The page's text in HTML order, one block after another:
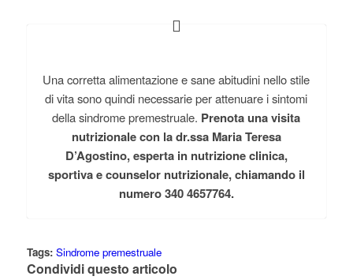
Una corretta alimentazione e sane abitudini nello stile
di vita sono quindi necessarie per attenuare i sintomi
della sindrome premestruale. Prenota una visita
nutrizionale con la dr.ssa Maria Teresa
D’Agostino, esperta in nutrizione clinica,
sportiva e counselor nutrizionale, chiamando il
numero 340 4657764.
Tags: Sindrome premestruale
Condividi questo articolo